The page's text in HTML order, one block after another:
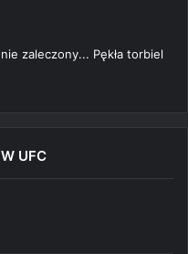
zaleczony... Pękła torbiel
UFC